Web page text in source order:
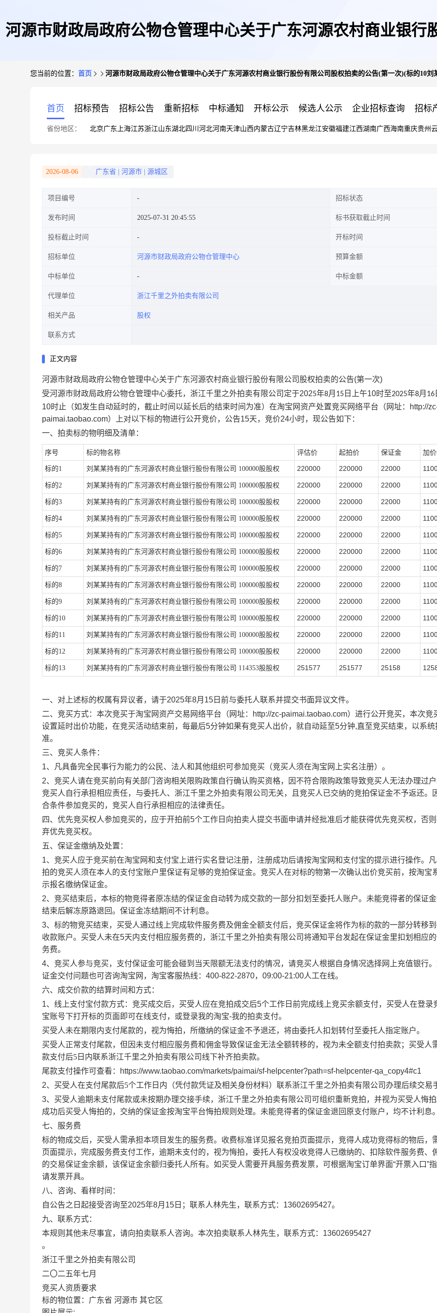
河源市财政局政府公物仓管理中心关于广东河源农村商业银行
您当前的位置： 首页 河源市财政局政府公物仓管理中心关于广东河源农村商业银行股份有限公司股权拍卖的公告(第一次)(标的10
首页 招标预告 招标公告 重新招标 中标通知 开标公示 候选人公示 企业招标查询 招标
省份地区： 北京广东 上海江苏浙江山东湖北四川 河北河南天津山西内蒙古辽宁吉林黑龙江安徽福建江西湖南广西海南重庆贵州
2026-08-06 广东省 河源市 源城区
项目编号 招标状态
发布时间 2025-07-31 20:45:55 标书获取截止时间
投标截止时间 开标时间
招标单位 河源市财政局政府公物仓管理中心 预算金额
中标单位 中标金额
代理单位 浙江千里之外拍卖有限公司
相关产品 股权
联系方式
正文内容
河源市财政局政府公物仓管理中心关于广东河源农村商业银行股份有限公司股权拍卖的公告(第一次)
受河源市财政局政府公物仓管理中心委托，浙江千里之外拍卖有限公司定于2025年8月 15 日上午10时至2025年8月 16
10时止（如发生自动延时的，截止时间以延长后的结束时间为准）在淘宝网资产处置竞买网络平台（网址：
http://
paimai.taobao.com）上对以下标的物进行公开竞价， 公告15天，竞价24小时， 现公告如下：
一、 拍卖标的物明细及清单：
序号 标的物名称 评估价 起拍价 保证金 加
标的1 刘某某持有的广东河源农村商业银行股份有限公司 100000股股权 220000 220000 22000
标的2 刘某某持有的广东河源农村商业银行股份有限公司 100000股股权 220000 220000 22000
标的3 刘某某持有的广东河源农村商业银行股份有限公司 100000股股权 220000 220000 22000
标的4 刘某某持有的广东河源农村商业银行股份有限公司 100000股股权 220000 220000 22000
标的5 刘某某持有的广东河源农村商业银行股份有限公司 100000股股权 220000 220000 22000
标的6 刘某某持有的广东河源农村商业银行股份有限公司 100000股股权 220000 220000 22000
标的7 刘某某持有的广东河源农村商业银行股份有限公司 100000股股权 220000 220000 22000
标的8 刘某某持有的广东河源农村商业银行股份有限公司 100000股股权 220000 220000 22000
标的9 刘某某持有的广东河源农村商业银行股份有限公司 100000股股权 220000 220000 22000
标的10 刘某某持有的广东河源农村商业银行股份有限公司 100000股股权 220000 220000 22000
标的11 刘某某持有的广东河源农村商业银行股份有限公司 100000股股权 220000 220000 22000
标的12 刘某某持有的广东河源农村商业银行股份有限公司 100000股股权 220000 220000 22000
标的13 刘某某持有的广东河源农村商业银行股份有限公司 114353股股权 251577 251577 25158
一、对上述标的权属有异议者，请于2025年8月 15 日前与委托人联系并提交书面异议文件。
二、竞买方式：本次竞买于淘宝网资产交易 网络平台（网址： http://zc-paimai.taobao.com）进行公开竞买，本次竞
设置延时出价功能，在竞买活动结束前，每最后5分钟如果有竞买人出价，就自动延至5分钟,直至竞买结束，以系统
准。
三、竞买人条件：
1、凡具备完全民事行为能力的公民、法人和其他组织可参加竞买（竞买人须在淘宝网上实名注册）。
2、竞买人请在竞买前向有关部门咨询相关限购政策自行确认购买资格，因不符合限购政策导致竞买人无法办理过
竞买人自行承担相应责任，与委托人、浙江千里之外拍卖有限公司无关，且竞买人已交纳的竞拍保证金不予返还。
合条件参加竞买的，竞买人自行承担相应的法律责任。
四、优先竞买权人参加竞买的，应于开拍前5个工作日向拍卖人提交书面申请并经批准后才能获得优先竞买权，否
弃优先竞买权。
五、保证金缴纳及处置：
1、竞买人应于竞买前在淘宝网和支付宝上进行实名登记注册，注册成功后请按淘宝网和支付宝的提示进行操作。
拍的竞买人须在本人的支付宝账户里保证有足够的竞拍保证金。竞买人在对标的物第一次确认出价竞买前，按淘宝
示报名缴纳保证金。
2、竞买结束后，本标的物竞得者原冻结的保证金自动转为成交款的一部分扣划至委托人账户。 未能竞得者的保证
结束后解冻原路退回。保证金冻结期间不计利息。
3、标的物竞买结束，买受人通过线上完成软件服务费及佣金全额支付后，竞买保证金将作为标的款的一部分转移
收款账户。买受人未在5天内支付相应服务费的，浙江千里之外拍卖有限公司将通知平台发起在保证金里扣划相应
务费。
4、竞买人参与竞买，支付保证金可能会碰到当天限额无法支付的情况，请竞买人根据自身情况选择网上充值银行
证金交付问题也可咨询淘宝网，淘宝客服热线： 400-822-2870， 09:00-21:00人工在线。
六、成交价款的结算时间和方式：
1、线上支付宝付款方式： 竞买成交后，买受人应在竞拍成交后5个工作日前完成线上竞买余额支付， 买受人在登录
宝账号下打开标的页面即可在线支付，或登录我的淘宝-我的拍卖支付。
买受人未在期限内支付尾款的，视为悔拍，所缴纳的保证金不予退还，将由委托人扣划转付至委托人指定账户。
买受人正常支付尾款，但因未支付相应服务费和佣金导致保证金无法全额转移的，视为未全额支付拍卖款；买受人
款支付后5 日内联系浙江千里之外拍卖有限公司线下补齐拍卖款。
尾款支付操作可查看：
https://www.taobao.com/markets/paimai/sf-helpcenter?path=sf-helpcenter-qa_copy4#c1
2、买受人在支付尾款后5个工作日 内 （凭付款凭证及相关身份材料）联系浙江千里之外拍卖有限公司办理后续交易
3、买受人逾期未支付尾款或未按期办理交接手续，浙江千里之外拍卖有限公司可组织重新竞拍，并视为买受人悔
成功后买受人悔拍的，交纳的保证金按淘宝平台悔拍规则处理。未能竞得者的保证金退回原支付账户，均不计利息。
七、服务费
标的物成交后，买受人需承担本项目发生的服务费。收费标准详见报名竞拍页面提示，竞得人成功竞得标的物后，
页面提示，完成服务费支付工作，逾期未支付的，视为悔拍，委托人有权没收竞得人已缴纳的、扣除软件服务费、
的交易保证金余额，该保证金余额归委托人所有。如买受人需要开具服务费发票，可根据淘宝订单界面“开票入口”
请发票开具。
八、咨询、看样时间：
自公告之日起接受咨询至2025年8月 15 日 ； 联系人林先生，联系方式： 13602695427。
九、联系方式：
本规则其他未尽事宜，请向拍卖联系人咨询。本次拍卖联系人林先生，联系方式： 13602695427
。
浙江千里之外拍卖有限公司
二〇二五年七月
竞买人资质要求
标的物位置：广东省 河源市 其它区